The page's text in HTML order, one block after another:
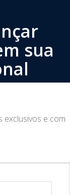
sua
exclusivos e com